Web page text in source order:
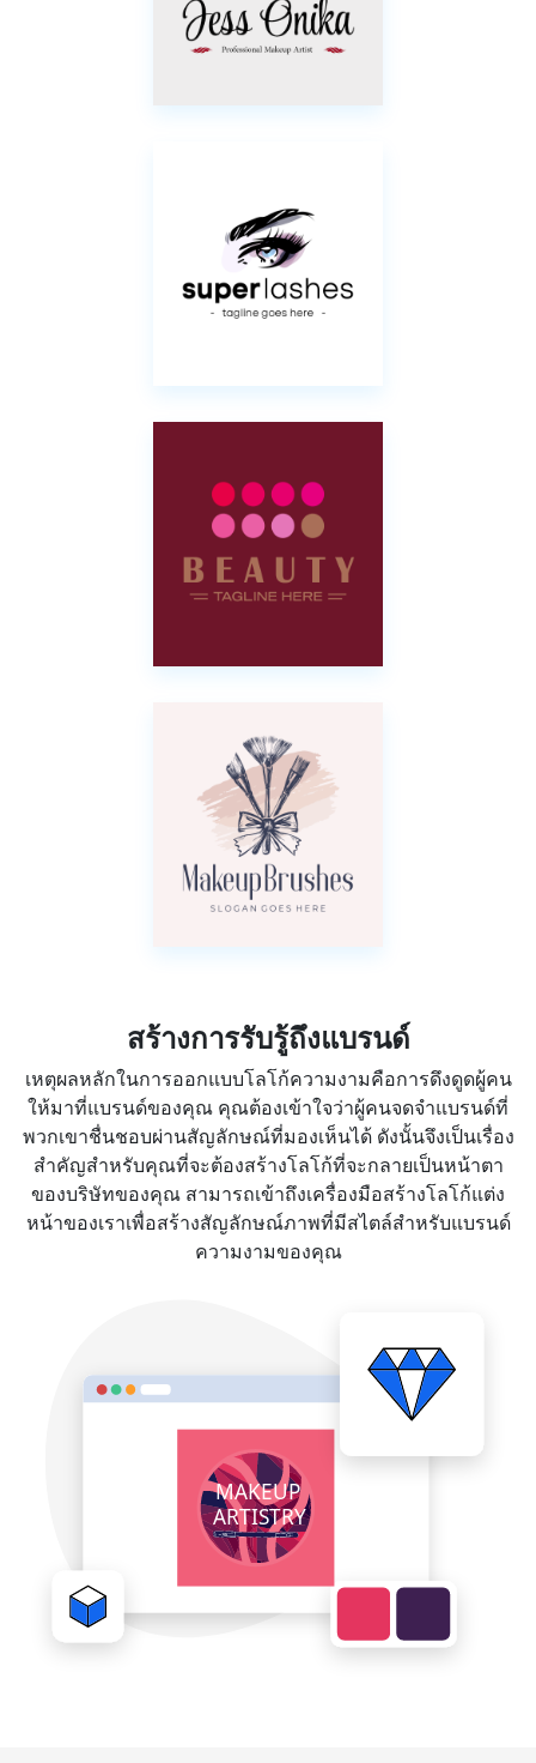
สร้างการรับรู้ถึงแบรนด์
เหตุผลหลักในการออกแบบโลโก้ความงามคือการดึงดูดผู้คน
ให้มาที่แบรนด์ของคุณ คุณต้องเข้าใจว่าผู้คนจดจำแบรนด์ที่
พวกเขาชื่นชอบผ่านสัญลักษณ์ที่มองเห็นได้ ดังนั้นจึงเป็นเรื่อง
สำคัญสำหรับคุณที่จะต้องสร้างโลโก้ที่จะกลายเป็นหน้าตา
ของบริษัทของคุณ สามารถเข้าถึงเครื่องมือสร้างโลโก้แต่ง
หน้าของเราเพื่อสร้างสัญลักษณ์ภาพที่มีสไตล์สำหรับแบรนด์
ความงามของคุณ